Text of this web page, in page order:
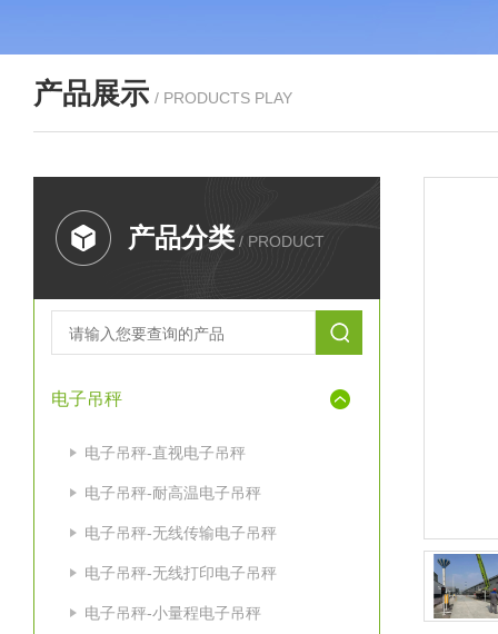
产品展示 / PRODUCTS PLAY
产品分类 / PRODUCT
电子吊秤
电子吊秤-直视电子吊秤
电子吊秤-耐高温电子吊秤
电子吊秤-无线传输电子吊秤
电子吊秤-无线打印电子吊秤
电子吊秤-小量程电子吊秤